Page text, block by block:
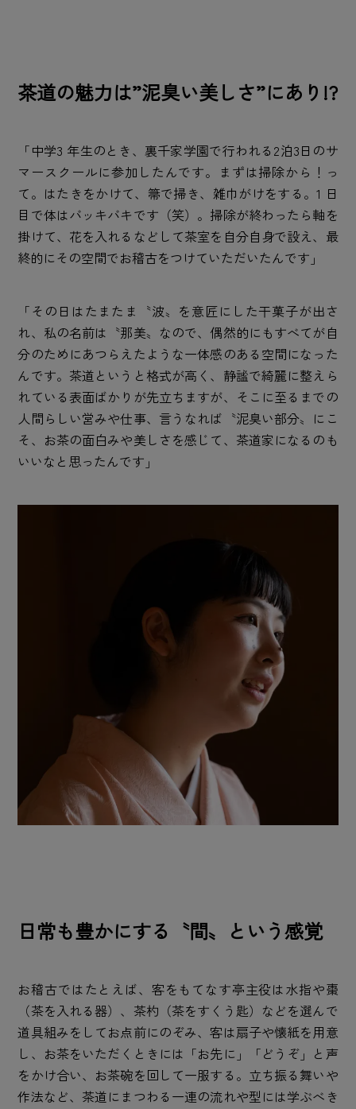
茶道の魅力は”泥臭い美しさ”にあり!?
「中学3 年生のとき、裏千家学園で行われる2泊3日のサ
マースクールに参加したんです。まずは掃除から！っ
て。はたきをかけて、箒で掃き、雑巾がけをする。1 日
目で体はバッキバキです（笑）。掃除が終わったら軸を
掛けて、花を入れるなどして茶室を自分自身で設え、最
終的にその空間でお稽古をつけていただいたんです」
「その日はたまたま〝波〟を意匠にした干菓子が出さ
れ、私の名前は〝那美〟なので、偶然的にもすべてが自
分のためにあつらえたような一体感のある空間になった
んです。茶道というと格式が高く、静謐で綺麗に整えら
れている表面ばかりが先立ちますが、そこに至るまでの
人間らしい営みや仕事、言うなれば〝泥臭い部分〟にこ
そ、お茶の面白みや美しさを感じて、茶道家になるのも
いいなと思ったんです」
日常も豊かにする〝間〟という感覚
お稽古ではたとえば、客をもてなす亭主役は水指や棗
（茶を入れる器）、茶杓（茶をすくう匙）などを選んで
道具組みをしてお点前にのぞみ、客は扇子や懐紙を用意
し、お茶をいただくときには「お先に」「どうぞ」と声
をかけ合い、お茶碗を回して一服する。立ち振る舞いや
作法など、茶道にまつわる一連の流れや型には学ぶべき